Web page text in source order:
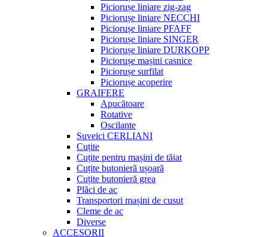
Piciorușe liniare zig-zag
Piciorușe liniare NECCHI
Piciorușe liniare PFAFF
Piciorușe liniare SINGER
Piciorușe liniare DURKOPP
Piciorușe mașini casnice
Piciorușe surfilat
Piciorușe acoperire
GRAIFERE
Apucătoare
Rotative
Oscilante
Suveici CERLIANI
Cuțite
Cuțite pentru mașini de tăiat
Cuțite butonieră ușoară
Cuțite butonieră grea
Plăci de ac
Transportori mașini de cusut
Cleme de ac
Diverse
ACCESORII